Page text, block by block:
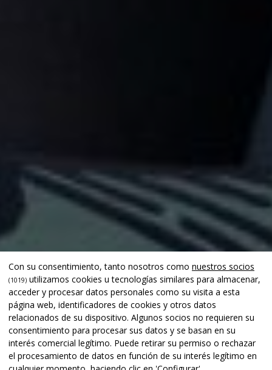
Con su consentimiento, tanto nosotros como nuestros socios
(1019) utilizamos cookies u tecnologías similares para almacenar,
acceder y procesar datos personales como su visita a esta
página web, identificadores de cookies y otros datos
relacionados de su dispositivo. Algunos socios no requieren su
consentimiento para procesar sus datos y se basan en su
interés comercial legítimo. Puede retirar su permiso o rechazar
el procesamiento de datos en función de su interés legítimo en